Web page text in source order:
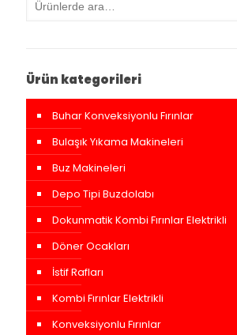
Ürün kategorileri
Buhar Konveksiyonlu Fırınlar
Bulaşık Yıkama Makineleri
Buz Makineleri
Depo Tipi Buzdolabı
Dokunmatik Kombi Fırınlar Elektrikli
Döner Ocakları
İstif Rafları
Kombi Fırınlar Elektrikli
Konveksiyonlu Fırınlar